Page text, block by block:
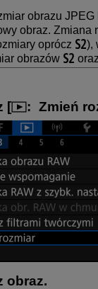
obrazu
obraz. Zmiana
oprócz
),
obrazów
[ : Zmień
obraz.